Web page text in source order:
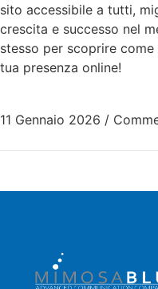
sito accessibile a tutti,
crescita e successo nel
stesso per scoprire
tua presenza online!
11 Gennaio 2026 /